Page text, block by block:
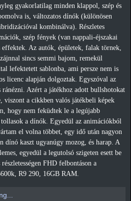
gyakorlatilag minden klappol, szép és
is, változatos dínók (különösen
kombinálva). Részletes
szép fények (van nappali-éjszakai
Az autók, épületek, falak törnek,
sincs semmi bajom, remekül
lefektetett sablonba, ami persze nem is
licenc alapján dolgoztak. Egyszóval az
ránézni. Azért a játékhoz adott bullshotokat
viszont a cikkben valós játékbeli képek
hogy nem feküdtek le a legújabb
tollasok a dínók. Egyedül az animációkból
el volna többet, egy idő után nagyon
dínó kaszt ugyanúgy mozog, és harap. A
egyedül a legutolsó szigeten esett be
FHD felbontáson a
R9 290, 16GB RAM.